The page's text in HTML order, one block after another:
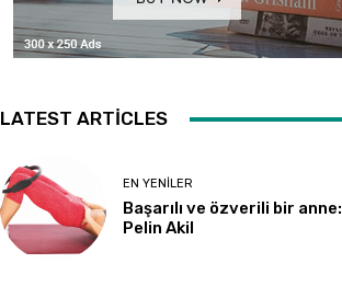
LATEST ARTICLES
EN YENILER
Başarılı ve özverili bir anne:
Pelin Akil